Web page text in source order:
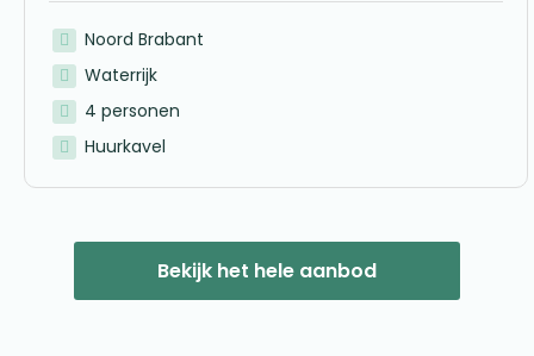
Noord Brabant
Waterrijk
4 personen
Huurkavel
Bekijk het hele aanbod